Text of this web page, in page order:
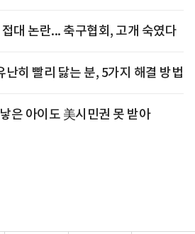
대 논란... 축구협회, 고개 숙였다
난히 빨리 닳는 분, 5가지 해결 방법
은 아이도 美시민권 못 받아